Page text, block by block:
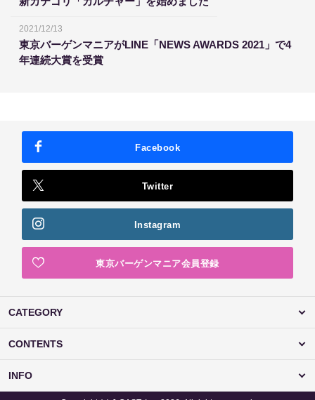
2021/12/13
東京バーゲンマニアがLINE「NEWS AWARDS 2021」で4
年連続大賞を受賞
Facebook
Twitter
Instagram
東京バーゲンマニア会員登録
CATEGORY
CONTENTS
INFO